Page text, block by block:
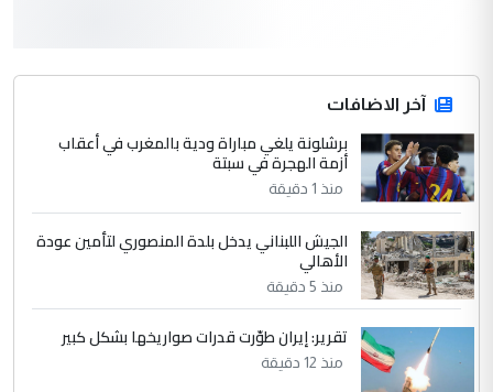
جنسية الرافد الثالث للعراق ومن اصول عريقة
ابا فرات ...
الموضوع :
الجواهري يرد على صدام حسين سل
مضجعيك يابن الزنا (نص كامل)
سردار
التعليق : واحد من عصابة علي ماما يسقط
جنسية الرافد الثالث للعراق ومن اصول عريقة
ابا فرات ...
الموضوع :
الجواهري يرد على صدام حسين سل
مضجعيك يابن الزنا (نص كامل)
آخر الاضافات
برشلونة يلغي مباراة ودية بالمغرب في أعقاب
أزمة الهجرة في سبتة
منذ 1 دقيقة
الجيش اللبناني يدخل بلدة المنصوري لتأمين عودة
الأهالي
منذ 5 دقيقة
تقرير: إيران طوّرت قدرات صواريخها بشكل كبير
منذ 12 دقيقة